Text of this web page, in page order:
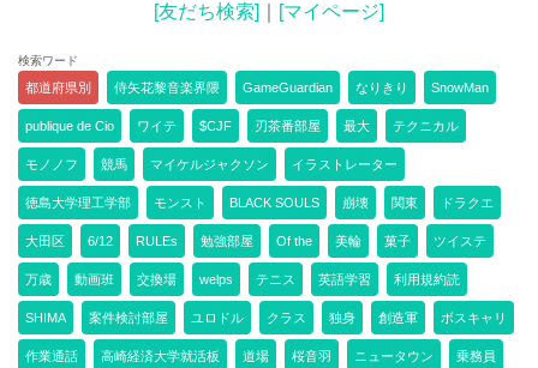
[友だち検索]
[マイページ]
検索ワード
都道府県別 侍矢花黎音楽界隈 GameGuardian なりきり SnowMan
publique de Cio ワイテ $CJF 刃茶番部屋 最大 テクニカル
モノノフ 競馬 マイケルジャクソン イラストレーター
徳島大学理工学部 モンスト BLACK SOULS 崩壊 関東 ドラクエ
大田区 6/12 RULEs 勉強部屋 Of the 美輪 菓子 ツイステ
万歳 動画班 交換場 welps テニス 英語学習 利用規約読
SHIMA 案件検討部屋 ユロドル クラス 独身 創造軍 ボスキャリ
作業通話 高崎経済大学就活板 道場 桜音羽 ニュータウン 乗務員